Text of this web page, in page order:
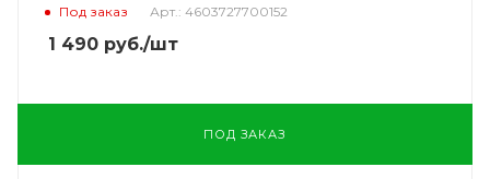
Под заказ Арт.: 4603727700152
1 490 руб./шт
ПОД ЗАКАЗ